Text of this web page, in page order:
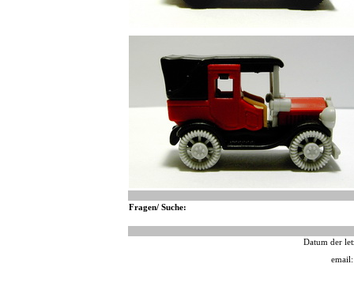
Fragen/ Suche:
Datum der